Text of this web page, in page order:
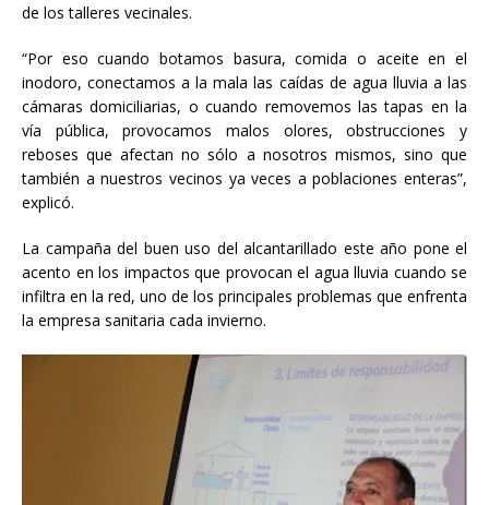
de los talleres vecinales.
“Por eso cuando botamos basura, comida o aceite en el
inodoro, conectamos a la mala las caídas de agua lluvia a las
cámaras domiciliarias, o cuando removemos las tapas en la
vía pública, provocamos malos olores, obstrucciones y
reboses que afectan no sólo a nosotros mismos, sino que
también a nuestros vecinos ya veces a poblaciones enteras”,
explicó.
La campaña del buen uso del alcantarillado este año pone el
acento en los impactos que provocan el agua lluvia cuando se
infiltra en la red, uno de los principales problemas que enfrenta
la empresa sanitaria cada invierno.